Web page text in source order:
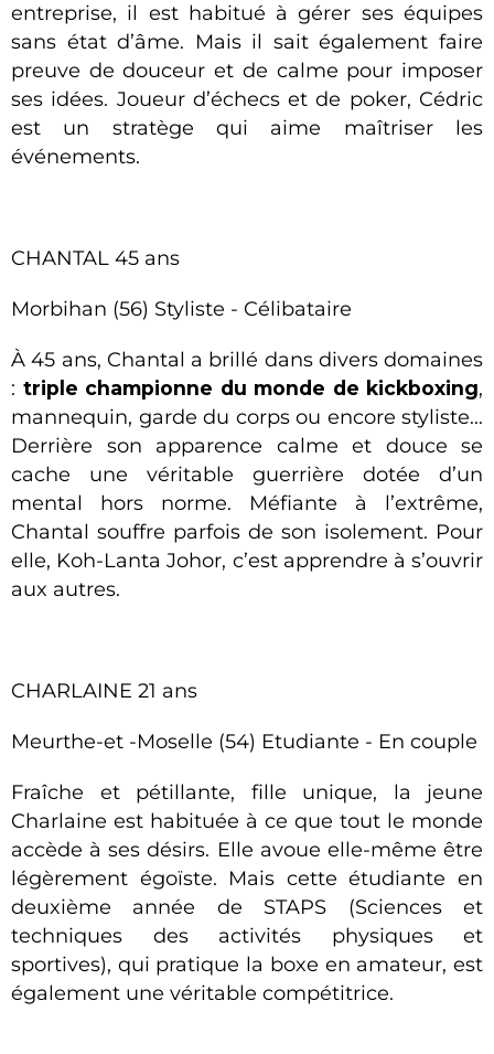
entreprise, il est habitué à gérer ses équipes
sans état d’âme. Mais il sait également faire
preuve de douceur et de calme pour imposer
ses idées. Joueur d’échecs et de poker, Cédric
est un stratège qui aime maîtriser les
événements.
CHANTAL 45 ans
Morbihan (56) Styliste - Célibataire
À 45 ans, Chantal a brillé dans divers domaines
: triple championne du monde de kickboxing,
mannequin, garde du corps ou encore styliste...
Derrière son apparence calme et douce se
cache une véritable guerrière dotée d’un
mental hors norme. Méfiante à l’extrême,
Chantal souffre parfois de son isolement. Pour
elle, Koh-Lanta Johor, c’est apprendre à s’ouvrir
aux autres.
CHARLAINE 21 ans
Meurthe-et -Moselle (54) Etudiante - En couple
Fraîche et pétillante, fille unique, la jeune
Charlaine est habituée à ce que tout le monde
accède à ses désirs. Elle avoue elle-même être
légèrement égoïste. Mais cette étudiante en
deuxième année de STAPS (Sciences et
techniques des activités physiques et
sportives), qui pratique la boxe en amateur, est
également une véritable compétitrice.